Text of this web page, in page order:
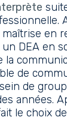
en
DEA en
la
de
de
années.
le choix